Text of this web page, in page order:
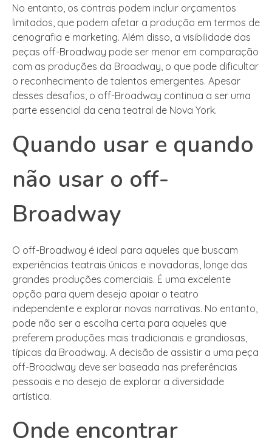
No entanto, os contras podem incluir orçamentos
limitados, que podem afetar a produção em termos de
cenografia e marketing. Além disso, a visibilidade das
peças off-Broadway pode ser menor em comparação
com as produções da Broadway, o que pode dificultar
o reconhecimento de talentos emergentes. Apesar
desses desafios, o off-Broadway continua a ser uma
parte essencial da cena teatral de Nova York.
Quando usar e quando
não usar o off-
Broadway
O off-Broadway é ideal para aqueles que buscam
experiências teatrais únicas e inovadoras, longe das
grandes produções comerciais. É uma excelente
opção para quem deseja apoiar o teatro
independente e explorar novas narrativas. No entanto,
pode não ser a escolha certa para aqueles que
preferem produções mais tradicionais e grandiosas,
típicas da Broadway. A decisão de assistir a uma peça
off-Broadway deve ser baseada nas preferências
pessoais e no desejo de explorar a diversidade
artística.
Onde encontrar